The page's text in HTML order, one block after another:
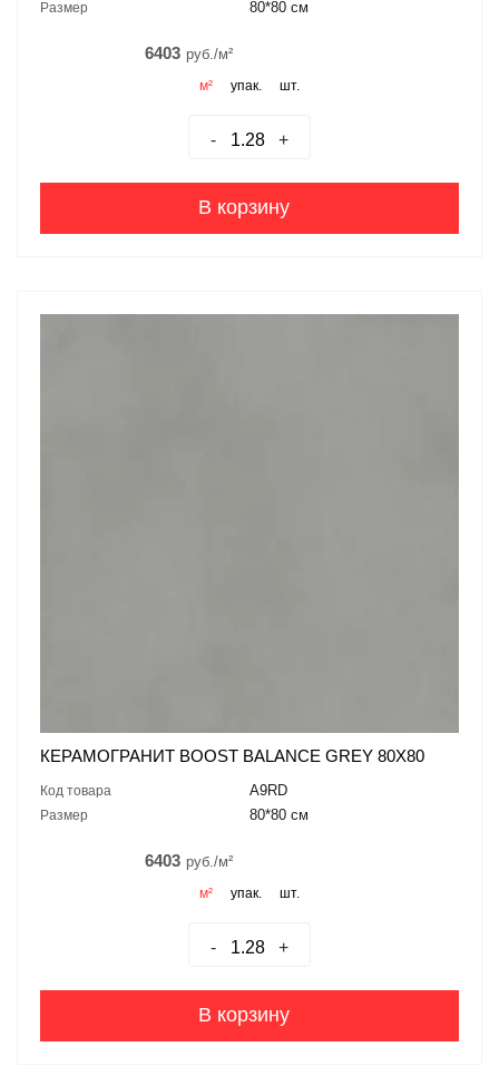
Размер 80*80 см
6403 руб./м²
м² упак. шт.
- +
В корзину
КЕРАМОГРАНИТ BOOST BALANCE GREY 80X80
Код товара A9RD
Размер 80*80 см
6403 руб./м²
м² упак. шт.
- +
В корзину